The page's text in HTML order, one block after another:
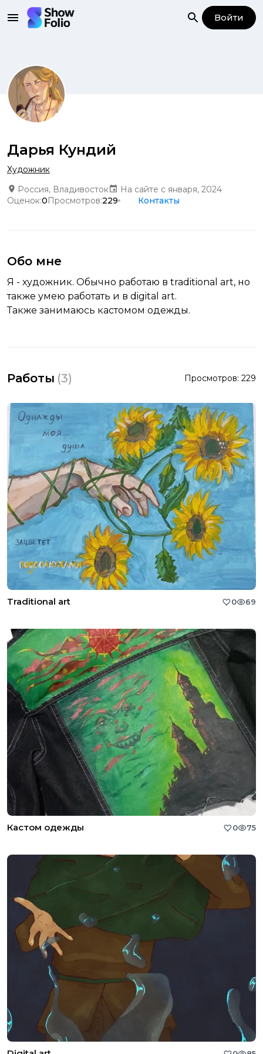
Войти
Дарья Кундий
Художник
Россия, Владивосток
На сайте с января, 2024
Оценок:0Просмотров:229 Контакты
Обо мне
Я - художник. Обычно работаю в traditional art, но
также умею работать и в digital art.
Также занимаюсь кастомом одежды.
Работы (3) Просмотров: 229
Traditional art 0 69
Кастом одежды 0 75